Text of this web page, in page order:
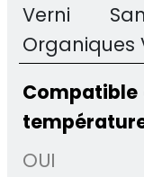
Verni
Organiques
Compatible
OUI